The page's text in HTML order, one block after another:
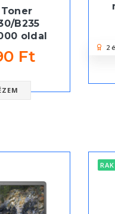
Toner
B235
oldal
Ft 2